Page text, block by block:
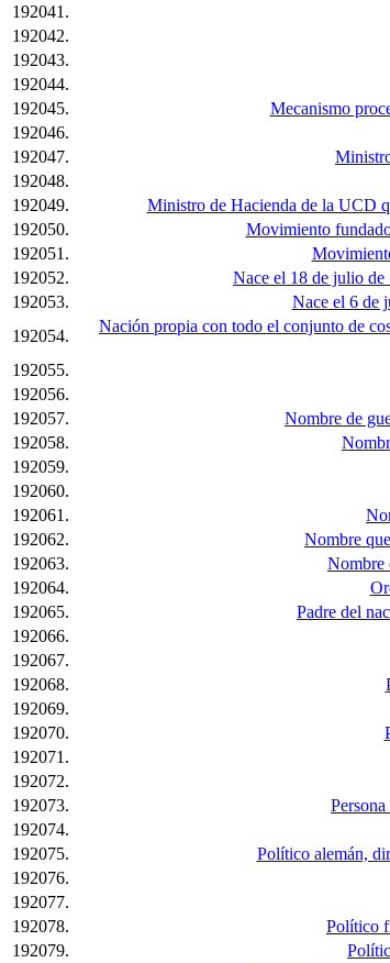
192041.
192042.
192043.
192044.
192045.
Mecanismo
192046.
192047.
192048.
192049.
Ministro de Hacienda de la UCD
192050.
Movimiento
192051.
192052.
Nace el 18 de julio de
192053.
Nace el 6 de
192054.
Nación propia con todo el conjunto de
192055.
192056.
192057.
Nombre de
192058.
192059.
192060.
192061.
192062.
Nombre
192063.
Nombre
192064.
192065.
Padre del
192066.
192067.
192068.
192069.
192070.
192071.
192072.
192073.
192074.
192075.
Político alemán,
192076.
192077.
192078.
Político
192079.